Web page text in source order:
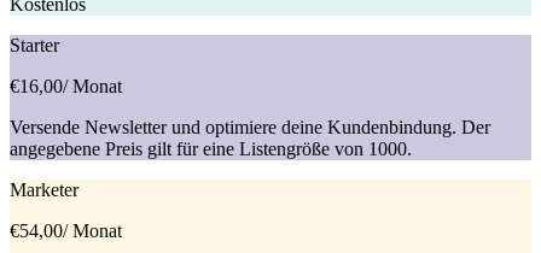
Kostenlos
Starter
€16,00/ Monat
Versende Newsletter und optimiere deine Kundenbindung. Der
angegebene Preis gilt für eine Listengröße von 1000.
Marketer
€54,00/ Monat